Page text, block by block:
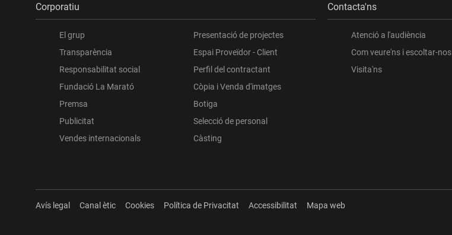
Corporatiu
El grup
Transparència
Responsabilitat social
Fundació La Marató
Premsa
Publicitat
Vendes internacionals
Presentació de projectes
Espai Proveïdor - Client
Perfil del contractant
Còpia i Venda d'imatges
Botiga
Selecció de personal
Càsting
Contacta'ns
Atenció a l'audiència
Com veure'ns i escoltar-nos
Visita'ns
Avís legal Canal ètic Cookies Política de Privacitat Accessibilitat Mapa web